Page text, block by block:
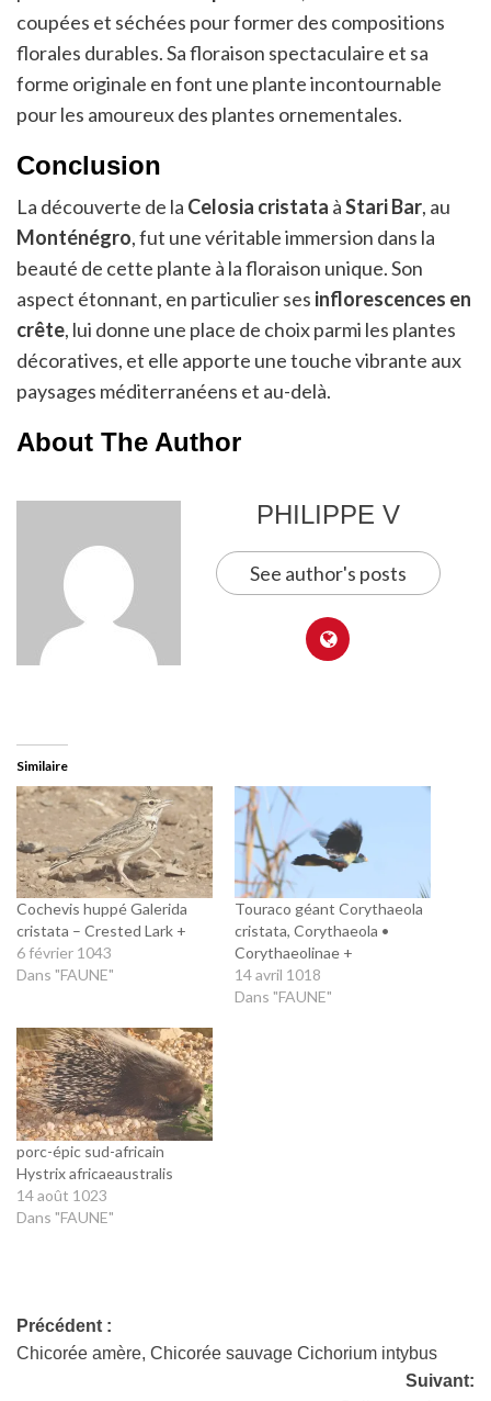
coupées et séchées pour former des compositions
florales durables. Sa floraison spectaculaire et sa
forme originale en font une plante incontournable
pour les amoureux des plantes ornementales.
Conclusion
La découverte de la Celosia cristata àStari Bar, au
Monténégro, fut une véritable immersion dans la
beauté de cette plante à la floraison unique. Son
aspect étonnant, en particulier ses inflorescences en
crête, lui donne une place de choix parmi les plantes
décoratives, et elle apporte une touche vibrante aux
paysages méditerranéens et au-delà.
About The Author
PHILIPPE V
See author's posts
Similaire
Cochevis huppé Galerida
cristata – Crested Lark +
6 février 1043
Dans "FAUNE"
Touraco géant Corythaeola
cristata, Corythaeola •
Corythaeolinae +
14 avril 1018
Dans "FAUNE"
porc-épic sud-africain
Hystrix africaeaustralis
14 août 1023
Dans "FAUNE"
Précédent :
Chicorée amère, Chicorée sauvage Cichorium intybus
Suivant: